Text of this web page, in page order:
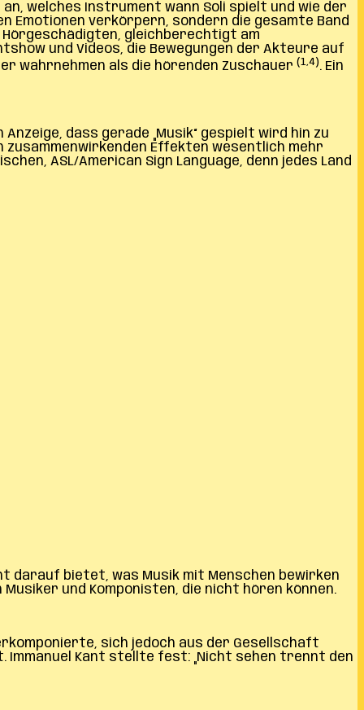
welches Instrument wann Soli spielt und wie der
Emotionen verkörpern, sondern die gesamte Band
gleichberechtigt am
und Videos, die Bewegungen der Akteure auf
wahrnehmen als die hörenden Zuschauer (1,4). Ein
dass gerade „Musik“ gespielt wird hin zu
Effekten wesentlich mehr
ASL/American Sign Language, denn jedes Land
darauf bietet, was Musik mit Menschen bewirken
und Komponisten, die nicht hören können.
sich jedoch aus der Gesellschaft
Immanuel Kant stellte fest: „Nicht sehen trennt den